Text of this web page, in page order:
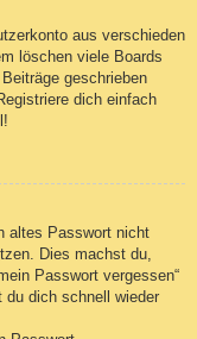
aus verschieden
löschen viele Boards
geschrieben
dich einfach
altes Passwort nicht
Dies machst du,
Passwort vergessen“
dich schnell wieder